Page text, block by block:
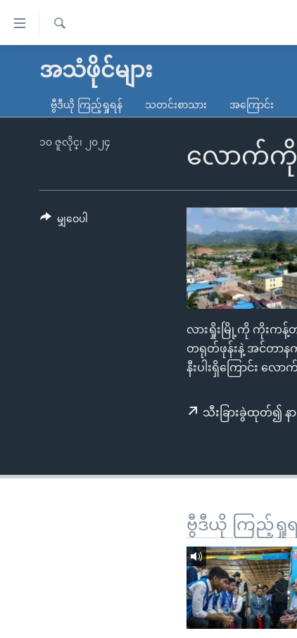
လွယ်ကူ
သည့်
မူလစာမျက်နှာ
ကမ္ဘာ့သတင်းများ
နိုင်ငံတကာ
တရုတ်
အစ္စရေး-ပါလက်စတိုင်း
ရပ်ဝန်းတခု လမ်းတခု အလွန်
အင်္ဂလိပ်စာလေ့လာမယ်
ရ
အသံဖိုင်များ
ဗွီဒီယို ကြည့်ရှုရန် သတင်းစာသား အကြောင်း
လောက်ကို
၁၀ ဇူလိုင္၊ ၂၀၂၄
လားရှိုးမြို့ကို ကိုးကန့်
တရုတ်ဖုန်းနဲ့ အင်တာ
နီးပါးရှိကြောင်း
သီးခြားခွဲထုတ်၍ န
မျှဝေပါ
ဗွီဒီယို ကြည့်ရှု